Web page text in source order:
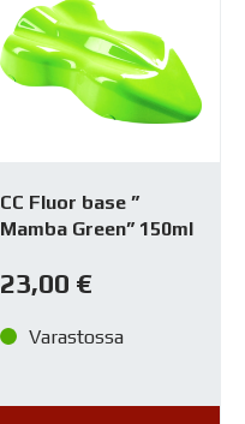
CC Fluor base ”
Mamba Green” 150ml
23,00 €
Varastossa